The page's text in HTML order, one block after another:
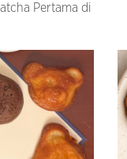
Pertama di